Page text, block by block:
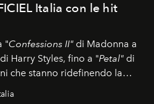
Italia con le hit
"Confessions II" di Madonna a
di Harry Styles, fino a "Petal" di
che stanno ridefinendo la